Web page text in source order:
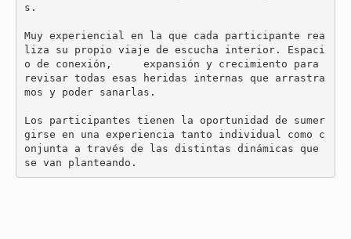
s.
Muy experiencial en la que cada participante rea
liza su propio viaje de escucha interior. Espaci
o de conexión,     expansión y crecimiento para
revisar todas esas heridas internas que arrastra
mos y poder sanarlas.
Los participantes tienen la oportunidad de sumer
girse en una experiencia tanto individual como c
onjunta a través de las distintas dinámicas que
se van planteando.